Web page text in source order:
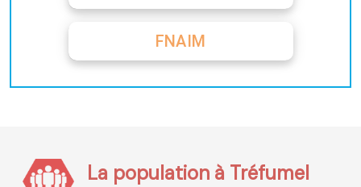
FNAIM
La population à Tréfumel